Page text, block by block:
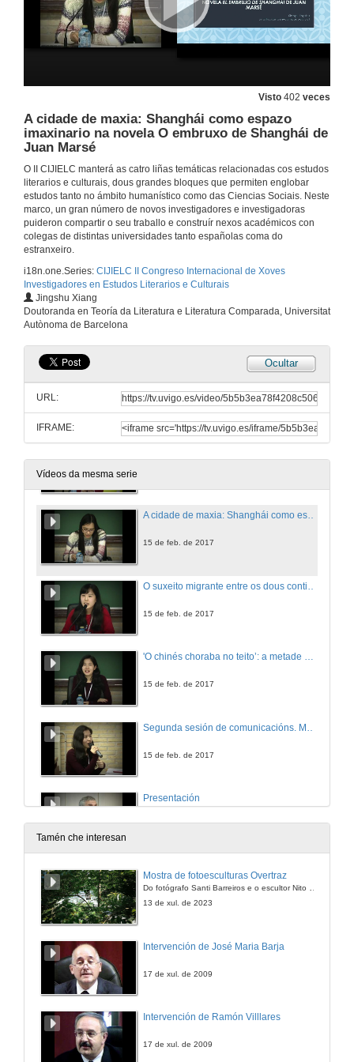
Visto 402 veces
A cidade de maxia: Shanghái como espazo
imaxinario na novela O embruxo de Shanghái de
Juan Marsé
O II CIJIELC manterá as catro liñas temáticas relacionadas cos estudos
literarios e culturais, dous grandes bloques que permiten englobar
estudos tanto no ámbito humanístico como das Ciencias Sociais. Neste
marco, un gran número de novos investigadores e investigadoras
puideron compartir o seu traballo e construír nexos académicos con
colegas de distintas universidades tanto españolas coma do
estranxeiro.
i18n.one.Series: CIJIELC II Congreso Internacional de Xoves
Investigadores en Estudos Literarios e Culturais
Jingshu Xiang
Doutoranda en Teoría da Literatura e Literatura Comparada, Universitat
Autònoma de Barcelona
Ocultar
URL:
IFRAME:
Vídeos da mesma serie
Primeira sesión de comunicacións. Mesa 1. Quenda de preguntas
15 de feb. de 2017
15 de feb. de 2017
15 de feb. de 2017
Presentación de libros. Turno de preguntas
15 de feb. de 2017
Presentación
A cidade de maxia: Shanghái como espazo imaxinario na novela O embruxo de Shanghái de Juan Marsé
15 de feb. de 2017
15 de feb. de 2017
'O chinés choraba no teito’: a metade marxinada na ‘Danza da morte’ de Federico García Lorca
15 de feb. de 2017
15 de feb. de 2017
Presentación
15 de feb. de 2017
Tamén che interesan
Mostra de fotoesculturas Overtraz
13 de xul. de 2023
Intervención de José Maria Barja
17 de xul. de 2009
Intervención de Ramón Villlares
17 de xul. de 2009